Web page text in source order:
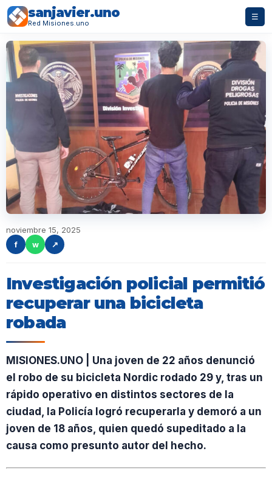
sanjavier.uno
Red Misiones.uno
☰
noviembre 15, 2025
f
w ↗
Investigación policial permitió
recuperar una bicicleta
robada
MISIONES.UNO | Una joven de 22 años denunció
el robo de su bicicleta Nordic rodado 29 y, tras un
rápido operativo en distintos sectores de la
ciudad, la Policía logró recuperarla y demoró a un
joven de 18 años, quien quedó supeditado a la
causa como presunto autor del hecho.